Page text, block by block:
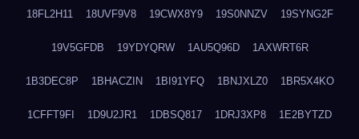
18FL2H11 18UVF9V8 19CWX8Y9 19S0NNZV 19SYNG2F
19V5GFDB 19YDYQRW 1AU5Q96D 1AXWRT6R
1B3DEC8P 1BHACZIN 1BI91YFQ 1BNJXLZ0 1BR5X4KO
1CFFT9FI 1D9U2JR1 1DBSQ817 1DRJ3XP8 1E2BYTZD